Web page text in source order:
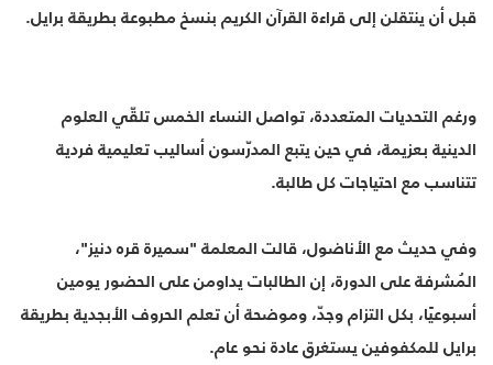
قبل أن ينتقلن إلى قراءة القرآن الكريم بنسخ مطبوعة بطريقة برايل.
ورغم التحديات المتعددة، تواصل النساء الخمس تلقّي العلوم
الدينية بعزيمة، في حين يتبع المدرّسون أساليب تعليمية فردية
تتناسب مع احتياجات كل طالبة.
وفي حديث مع الأناضول، قالت المعلمة "سميرة قره دنيز"،
المُشرفة على الدورة، إن الطالبات يداومن على الحضور يومين
أسبوعيًا، بكل التزام وجدّ، وموضحة أن تعلم الحروف الأبجدية بطريقة
برايل للمكفوفين يستغرق عادة نحو عام.